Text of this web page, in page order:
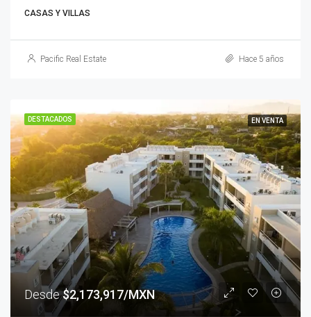
CASAS Y VILLAS
Pacific Real Estate Hace 5 años
DESTACADOS EN VENTA
Desde$2,173,917/MXN